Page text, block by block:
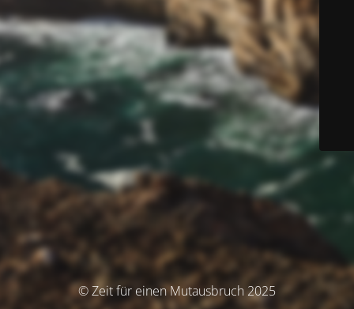
© Zeit für einen Mutausbruch 2025